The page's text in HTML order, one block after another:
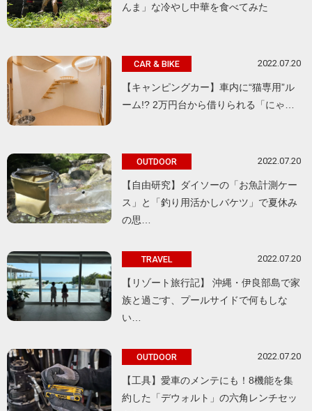
んま」な冷やし中華を食べてみた
CAR & BIKE 2022.07.20
【キャンピングカー】車内に“猫専用”ル
ーム!? 2万円台から借りられる「にゃ…
OUTDOOR 2022.07.20
【自由研究】ダイソーの「お魚計測ケー
ス」と「釣り用活かしバケツ」で夏休み
の思…
TRAVEL 2022.07.20
【リゾート旅行記】 沖縄・伊良部島で家
族と過ごす、プールサイドで何もしな
い…
OUTDOOR 2022.07.20
【工具】愛車のメンテにも！8機能を集
約した「デウォルト」の六角レンチセッ